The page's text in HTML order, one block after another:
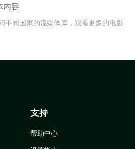
内容
不同国家的流媒体库，观看更多的电影
支持
帮助中心